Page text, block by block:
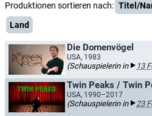
Produktionen sortieren nach: Titel/
Land
Die Dornenvögel
USA, 1983
(Schauspielerin in 13
USA, 1990–2017
(Schauspielerin in 23